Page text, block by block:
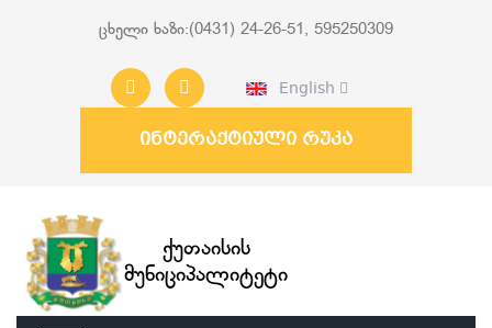
ცხელი ხაზი:(0431) 24-26-51, 595250309
English
ინტერაქტიული რუკა
ქუთაისის
მუნიციპალიტეტი